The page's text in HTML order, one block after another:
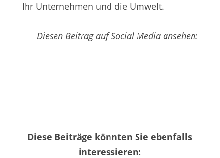
Ihr Unternehmen und die Umwelt.
Diesen Beitrag auf Social Media ansehen:
Diese Beiträge könnten Sie ebenfalls
interessieren: